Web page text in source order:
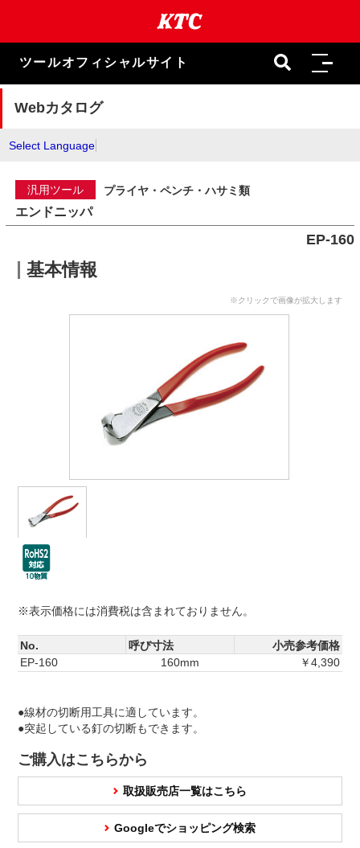
ま
キ
ツールオフィシャルサイト
Webカタログ
Select Language
汎用ツール プライヤ・ペンチ・ハサミ類
エンドニッパ
EP-160
基本情報
※クリックで画像が拡大します
※表示価格には消費税は含まれておりません。
No. 呼び寸法
小売参考価格
EP-160
160mm ￥4,390
●線材の切断用工具に適しています。
●突起している釘の切断もできます。
ご購入はこちらから
取扱販売店一覧はこちら
Googleでショッピング検索